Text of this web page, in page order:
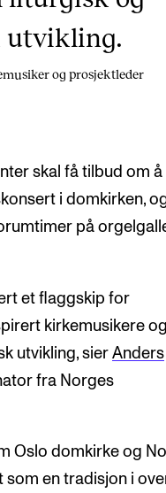
utvikling.
og prosjektleder
skal få tilbud om å
i domkirken,
på
et flaggskip for
kirkemusikere
utvikling, sier Anders
fra Norges
Oslo domkirke og
en tradisjon i